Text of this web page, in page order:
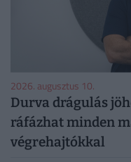
2026. augusztus 10.
Durva drágulás
ráfázhat minden
végrehajtókkal